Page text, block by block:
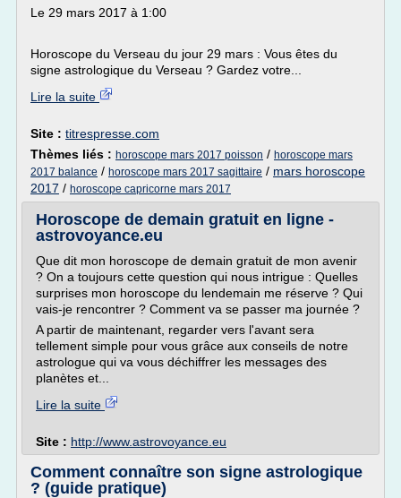
Le 29 mars 2017 à 1:00
Horoscope du Verseau du jour 29 mars : Vous êtes du
signe astrologique du Verseau ? Gardez votre...
Lire la suite
Site : titrespresse.com
Thèmes liés : horoscope mars 2017 poisson / horoscope mars
2017 balance / horoscope mars 2017 sagittaire / mars horoscope
2017 / horoscope capricorne mars 2017
Horoscope de demain gratuit en ligne -
astrovoyance.eu
Que dit mon horoscope de demain gratuit de mon avenir
? On a toujours cette question qui nous intrigue : Quelles
surprises mon horoscope du lendemain me réserve ? Qui
vais-je rencontrer ? Comment va se passer ma journée ?
A partir de maintenant, regarder vers l'avant sera
tellement simple pour vous grâce aux conseils de notre
astrologue qui va vous déchiffrer les messages des
planètes et...
Lire la suite
Site : http://www.astrovoyance.eu
Comment connaître son signe astrologique
? (guide pratique)